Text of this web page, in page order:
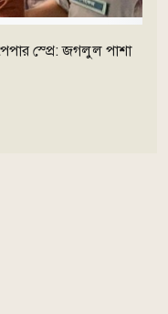
স্প্রে: জগলুল পাশা